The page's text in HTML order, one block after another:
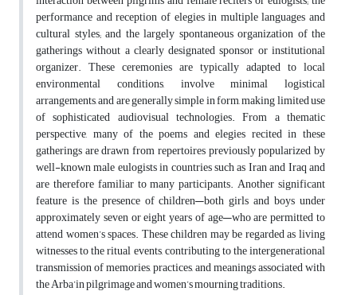
performance and reception of elegies in multiple languages and
cultural styles; and the largely spontaneous organization of the
gatherings without a clearly designated sponsor or institutional
organizer. These ceremonies are typically adapted to local
environmental conditions, involve minimal logistical
arrangements, and are generally simple in form, making limited use
of sophisticated audiovisual technologies. From a thematic
perspective, many of the poems and elegies recited in these
gatherings are drawn from repertoires previously popularized by
well-known male eulogists in countries such as Iran and Iraq and
are therefore familiar to many participants. Another significant
feature is the presence of children—both girls and boys under
approximately seven or eight years of age—who are permitted to
attend women’s spaces. These children may be regarded as living
witnesses to the ritual events, contributing to the intergenerational
transmission of memories, practices, and meanings associated with
the Arba’in pilgrimage and women’s mourning traditions.